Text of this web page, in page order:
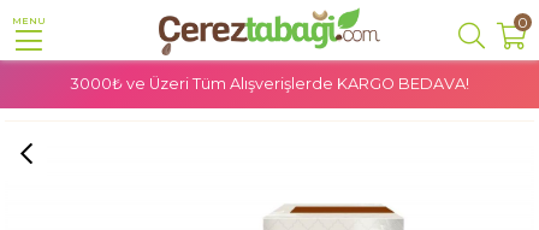
MENU 0
3000₺ ve Üzeri Tüm Alışverişlerde KARGO BEDAVA!
Bitkisel Yağlar